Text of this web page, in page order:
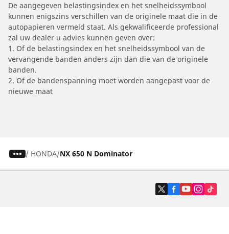
De aangegeven belastingsindex en het snelheidssymbool
kunnen enigszins verschillen van de originele maat die in de
autopapieren vermeld staat. Als gekwalificeerde professional
zal uw dealer u advies kunnen geven over:
1. Of de belastingsindex en het snelheidssymbool van de
vervangende banden anders zijn dan die van de originele
banden.
2. Of de bandenspanning moet worden aangepast voor de
nieuwe maat
/ HONDA NX 650 N Dominator